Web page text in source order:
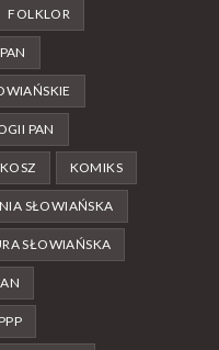
FOLKLOR
PAN
KOMIKS
SŁOWIAŃSKA
SŁOWIAŃSKA